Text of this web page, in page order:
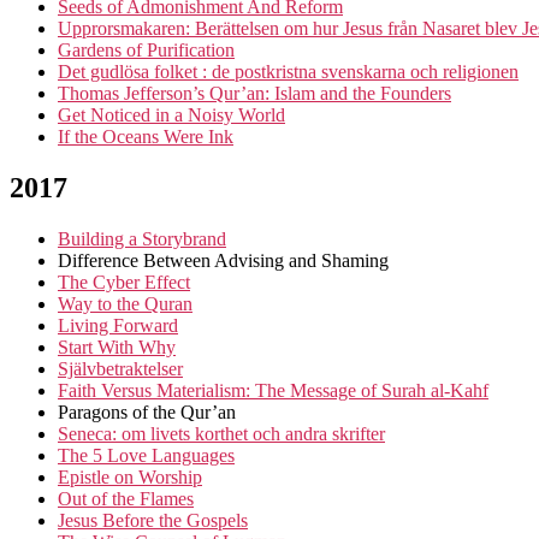
Seeds of Admonishment And Reform
Upprorsmakaren: Berättelsen om hur Jesus från Nasaret blev
Gardens of Purification
Det gudlösa folket : de postkristna svenskarna och religionen
Thomas Jefferson’s Qur’an: Islam and the Founders
Get Noticed in a Noisy World
If the Oceans Were Ink
2017
Building a Storybrand
Difference Between Advising and Shaming
The Cyber Effect
Way to the Quran
Living Forward
Start With Why
Självbetraktelser
Faith Versus Materialism: The Message of Surah al-Kahf
Paragons of the Qur’an
Seneca: om livets korthet och andra skrifter
The 5 Love Languages
Epistle on Worship
Out of the Flames
Jesus Before the Gospels